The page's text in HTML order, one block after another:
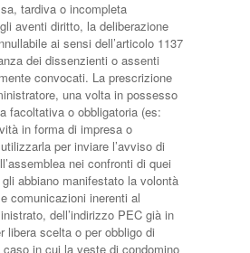
tardiva o incompleta
aventi diritto, la deliberazione
ai sensi dell’articolo 1137
dei dissenzienti o assenti
convocati. La prescrizione
una volta in possesso
facoltativa o obbligatoria (es:
in forma di impresa o
per inviare l’avviso di
nei confronti di quei
abbiano manifestato la volontà
comunicazioni inerenti al
dell’indirizzo PEC già in
libera scelta o per obbligo di
in cui la veste di condomino